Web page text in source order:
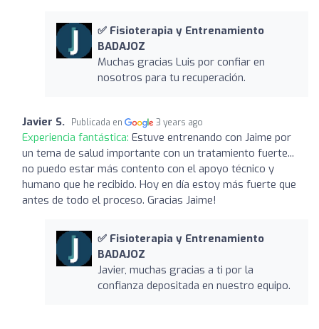
✅ Fisioterapia y Entrenamiento
BADAJOZ
Muchas gracias Luis por confiar en
nosotros para tu recuperación.
Javier S. Publicada en 3 years ago
Experiencia fantástica: Estuve entrenando con Jaime por
un tema de salud importante con un tratamiento fuerte...
no puedo estar más contento con el apoyo técnico y
humano que he recibido. Hoy en día estoy más fuerte que
antes de todo el proceso. Gracias Jaime!
✅ Fisioterapia y Entrenamiento
BADAJOZ
Javier, muchas gracias a ti por la
confianza depositada en nuestro equipo.